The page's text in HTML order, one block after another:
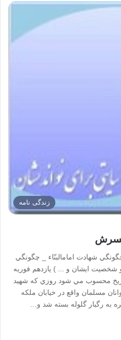
زندگی نامه
پسرش
شهادت امامالبنّاء _ چگونگي
شخصيت ايشان و ... ) يازدهم فوريه
در تاريخ محسوب مي شود روزي كه شهيد
مسلمان واقع در خيابان ملكه
به رگبار گلوله بسته شد و…